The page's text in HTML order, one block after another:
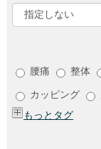
腰痛 整体
カッピング
もっとタグ